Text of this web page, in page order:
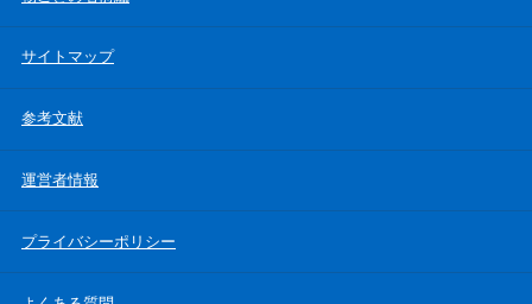
サイトマップ
参考文献
運営者情報
プライバシーポリシー